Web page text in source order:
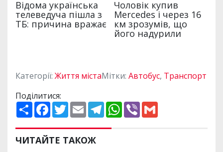
Категорії: Життя містаМітки: Автобус, Транспорт
Поділитися:
П
о
и
р
и
F
a
e
b
o
T
w
t
t
e
E
m
i
l
T
e
e
W
h
V
ЧИТАЙТЕ ТАКОЖ